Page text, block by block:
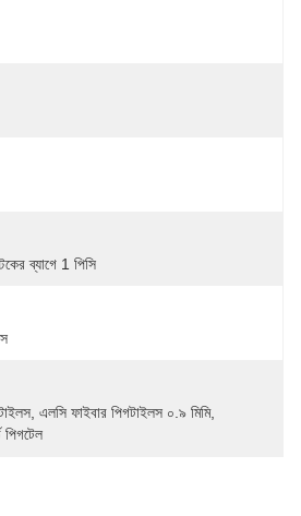
ব্যাগে 1 পিসি
এলসি ফাইবার পিগটাইলস ০.৯ মিমি,
পিগটেল